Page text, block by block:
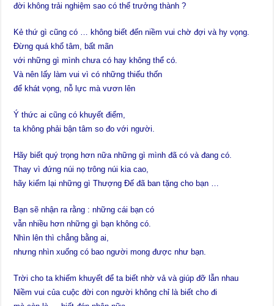
đời không trải nghiệm sao có thể trưởng thành ?
Kẻ thứ gì cũng có … không biết đến niềm vui chờ đợi và hy vọng.
Đừng quá khổ tâm, bất mãn
với những gì mình chưa có hay không thể có.
Và nên lấy làm vui vì có những thiếu thốn
để khát vọng, nỗ lực mà vươn lên
Ý thức ai cũng có khuyết điểm,
ta không phải bận tâm so đo với người.
Hãy biết quý trọng hơn nữa những gì mình đã có và đang có.
Thay vì đứng núi nọ trông núi kia cao,
hãy kiểm lại những gì Thượng Đế đã ban tặng cho bạn …
Bạn sẽ nhận ra rằng : những cái bạn có
vẫn nhiều hơn những gì bạn không có.
Nhìn lên thì chẳng bằng ai,
nhưng nhìn xuống có bao người mong được như bạn.
Trời cho ta khiếm khuyết để ta biết nhờ vả và giúp đỡ lẫn nhau
Niềm vui của cuộc đời con người không chỉ là biết cho đi